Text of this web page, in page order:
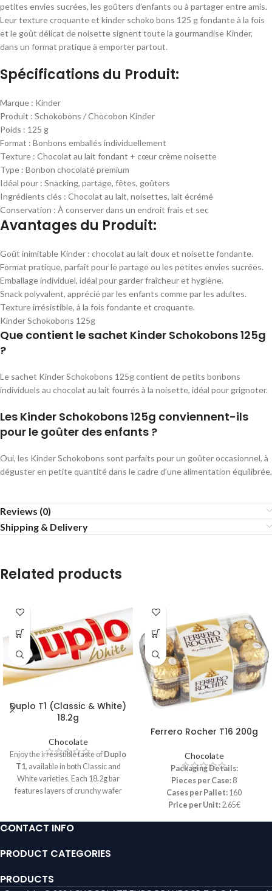
petites envies sucrées, les goûters d’enfants ou à partager entre amis.
Leur texture croquante et kinder schoko bons 125 g fondante à la fois
et le goût délicat de noisette signent toute la gourmandise Kinder,
dans un format pratique à emporter partout.
Spécifications du Produit:
Marque : Kinder
Produit : Schokobons / Chocobon Kinder
Poids : 125 g
Format : Bonbons emballés individuellement
Texture : Chocolat au lait fondant + cœur crème noisette
Type : Bonbon chocolaté premium
Idéal pour : Snacking, partage, fêtes, goûters
Ingrédients clés : Chocolat au lait, noisettes, lait écrémé
Conservation : À conserver dans un endroit frais et sec
Avantages du Produit:
Goût inimitable Kinder : chocolat au lait doux et noisette fondante.
Format pratique, parfait pour le partage ou les petites envies sucrées.
Emballage individuel, idéal pour garder fraîcheur et hygiène.
Snack polyvalent, apprécié par les enfants comme par les adultes.
Texture irrésistible, à la fois fondante et croquante.
Kinder Schokobons 125g
Que contient le sachet Kinder Schokobons 125g
?
Le sachet Kinder Schokobons 125g contient de petits bonbons
individuels au chocolat au lait fourrés à la noisette, idéal pour grignoter.
Les Kinder Schokobons 125g conviennent-ils
pour le goûter des enfants ?
Oui, les Kinder Schokobons sont parfaits pour un goûter occasionnel, à
déguster en petite quantité dans le cadre d’une alimentation équilibrée.
Reviews (0)
Shipping & Delivery
Related products
Duplo T1 (Classic & White)
18.2g
Chocolate
Enjoy the irresistible taste of Duplo
T1, available in both Classic and
White varieties. Each 18.2g bar
features layers of crunchy wafer
contrast of textures and flavors in
or as a sweet addition to any snack
wrapped for freshness and
convenience.
Ferrero Rocher T16 200g
Chocolate
Packaging Details:
Pieces per Case: 8
Cases per Pallet: 160
Price per Unit:2.65€
CONTACT INFO
PRODUCT CATEGORIES
PRODUCTS